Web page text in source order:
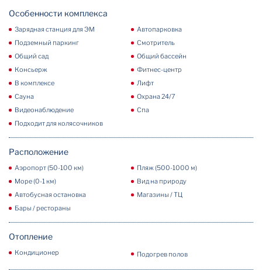
Особенности комплекса
Зарядная станция для ЭМ
Автопарковка
Подземный паркинг
Смотритель
Общий сад
Общий бассейн
Консьерж
Фитнес-центр
В комплексе
Лифт
Сауна
Охрана 24/7
Видеонаблюдение
Спа
Подходит для колясочников
Расположение
Аэропорт (50-100 км)
Пляж (500-1000 м)
Море (0-1 км)
Вид на природу
Автобусная остановка
Магазины / ТЦ
Бары / рестораны
Отопление
Кондиционер Подогрев полов